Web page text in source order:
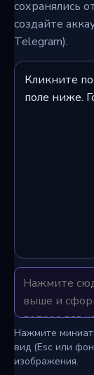
сохранялись
создайте
Telegram).
Кликните
поле ниже.
Нажмите
вид (Esc или
изображения.